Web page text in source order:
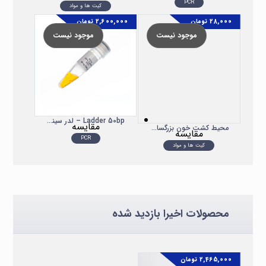
PCR کیت ها و مواد
محیط کشت خون بزرگسال پادتن طب
کیت ها و مواد
28,000 تومان
موجود نیست
مقایسه
Ladder 50bp – لدر سیناکلون
PCR
2,600,000 تومان
موجود نیست
مقایسه
محصولات اخیرا بازدید شده
2,465,000 تومان